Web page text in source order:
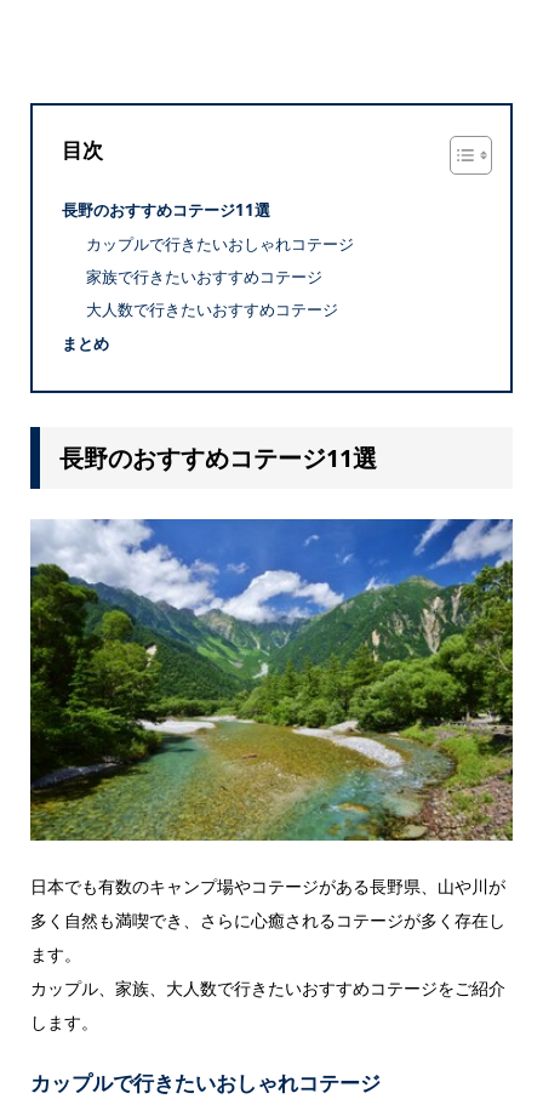
目次
長野のおすすめコテージ11選
カップルで行きたいおしゃれコテージ
家族で行きたいおすすめコテージ
大人数で行きたいおすすめコテージ
まとめ
長野のおすすめコテージ11選
日本でも有数のキャンプ場やコテージがある長野県、山や川が
多く自然も満喫でき、さらに心癒されるコテージが多く存在し
ます。
カップル、家族、大人数で行きたいおすすめコテージをご紹介
します。
カップルで行きたいおしゃれコテージ